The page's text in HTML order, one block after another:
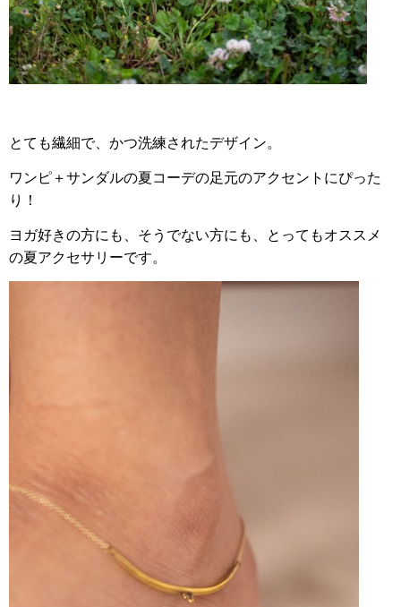
とても繊細で、かつ洗練されたデザイン。
ワンピ＋サンダルの夏コーデの足元のアクセントにぴった
り！
ヨガ好きの方にも、そうでない方にも、とってもオススメ
の夏アクセサリーです。